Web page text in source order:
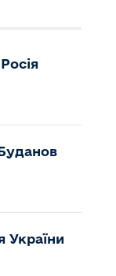
України